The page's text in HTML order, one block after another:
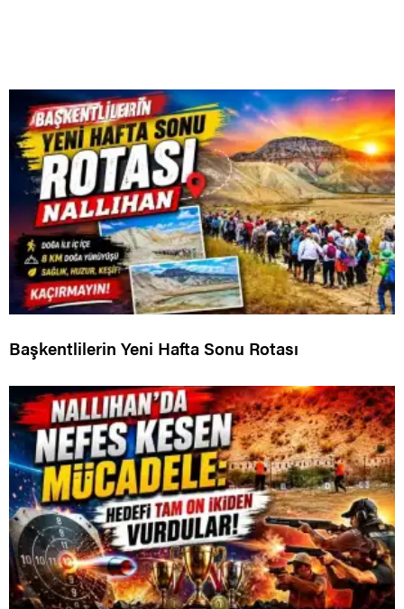
Başkentlilerin Yeni Hafta Sonu Rotası